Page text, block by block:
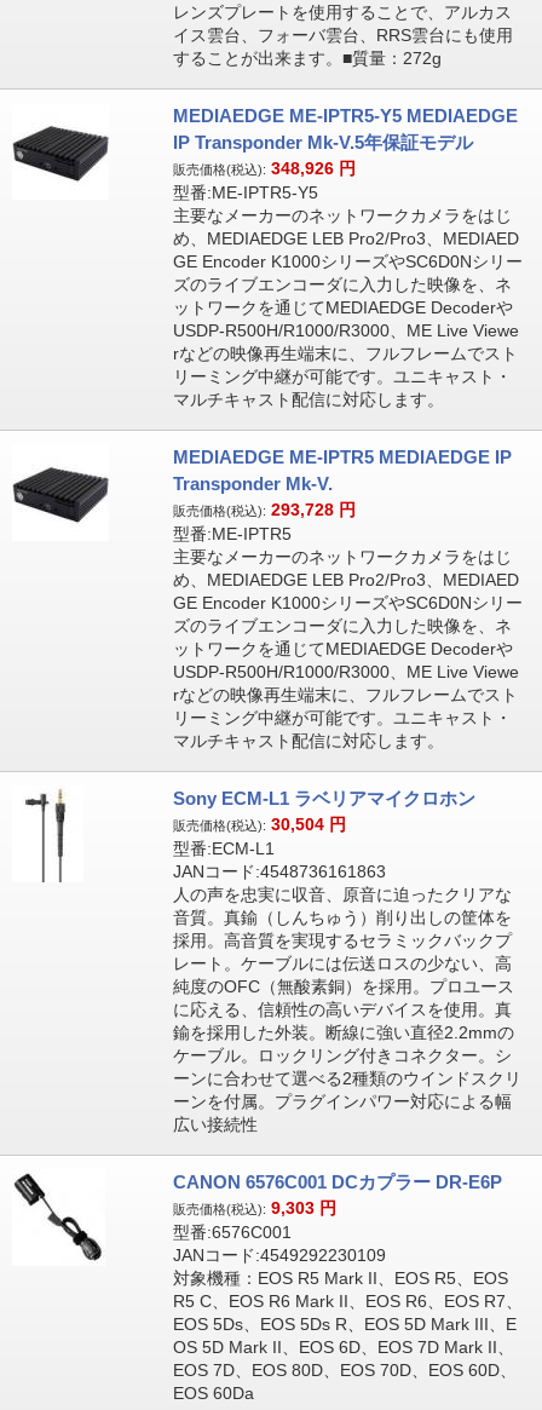
レンズプレートを使用することで、アルカス
イス雲台、フォーバ雲台、RRS雲台にも使用
することが出来ます。■質量：272g
MEDIAEDGE ME-IPTR5-Y5 MEDIAEDGE
IP Transponder Mk-V.5年保証モデル
販売価格(税込): 348,926 円
型番:ME-IPTR5-Y5
主要なメーカーのネットワークカメラをはじ
め、MEDIAEDGE LEB Pro2/Pro3、MEDIAED
GE Encoder K1000シリーズやSC6D0Nシリー
ズのライブエンコーダに入力した映像を、ネ
ットワークを通じてMEDIAEDGE Decoderや
USDP-R500H/R1000/R3000、ME Live Viewe
rなどの映像再生端末に、フルフレームでスト
リーミング中継が可能です。ユニキャスト・
マルチキャスト配信に対応します。
MEDIAEDGE ME-IPTR5 MEDIAEDGE IP
Transponder Mk-V.
販売価格(税込): 293,728 円
型番:ME-IPTR5
主要なメーカーのネットワークカメラをはじ
め、MEDIAEDGE LEB Pro2/Pro3、MEDIAED
GE Encoder K1000シリーズやSC6D0Nシリー
ズのライブエンコーダに入力した映像を、ネ
ットワークを通じてMEDIAEDGE Decoderや
USDP-R500H/R1000/R3000、ME Live Viewe
rなどの映像再生端末に、フルフレームでスト
リーミング中継が可能です。ユニキャスト・
マルチキャスト配信に対応します。
Sony ECM-L1 ラベリアマイクロホン
販売価格(税込): 30,504 円
型番:ECM-L1
JANコード:4548736161863
人の声を忠実に収音、原音に迫ったクリアな
音質。真鍮（しんちゅう）削り出しの筐体を
採用。高音質を実現するセラミックバックプ
レート。ケーブルには伝送ロスの少ない、高
純度のOFC（無酸素銅）を採用。プロユース
に応える、信頼性の高いデバイスを使用。真
鍮を採用した外装。断線に強い直径2.2mmの
ケーブル。ロックリング付きコネクター。シ
ーンに合わせて選べる2種類のウインドスクリ
ーンを付属。プラグインパワー対応による幅
広い接続性
CANON 6576C001 DCカプラー DR-E6P
販売価格(税込): 9,303 円
型番:6576C001
JANコード:4549292230109
対象機種：EOS R5 Mark II、EOS R5、EOS
R5 C、EOS R6 Mark II、EOS R6、EOS R7、
EOS 5Ds、EOS 5Ds R、EOS 5D Mark III、E
OS 5D Mark II、EOS 6D、EOS 7D Mark II、
EOS 7D、EOS 80D、EOS 70D、EOS 60D、
EOS 60Da